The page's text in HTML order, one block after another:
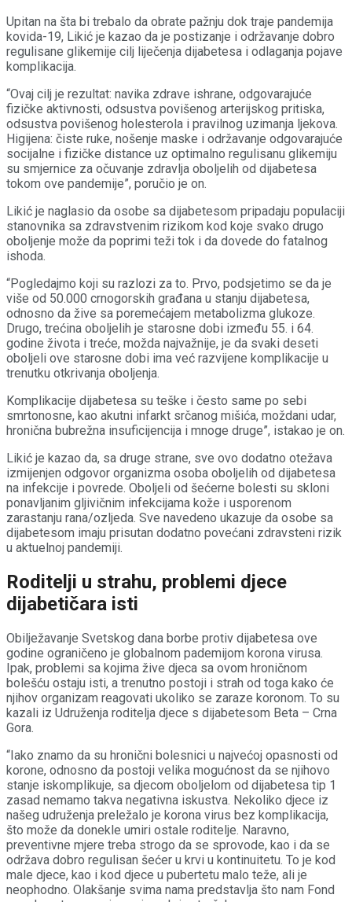
Upitan na šta bi trebalo da obrate pažnju dok traje pandemija
kovida-19, Likić je kazao da je postizanje i održavanje dobro
regulisane glikemije cilj liječenja dijabetesa i odlaganja pojave
komplikacija.
“Ovaj cilj je rezultat: navika zdrave ishrane, odgovarajuće
fizičke aktivnosti, odsustva povišenog arterijskog pritiska,
odsustva povišenog holesterola i pravilnog uzimanja ljekova.
Higijena: čiste ruke, nošenje maske i održavanje odgovarajuće
socijalne i fizičke distance uz optimalno regulisanu glikemiju
su smjernice za očuvanje zdravlja oboljelih od dijabetesa
tokom ove pandemije”, poručio je on.
Likić je naglasio da osobe sa dijabetesom pripadaju populaciji
stanovnika sa zdravstvenim rizikom kod koje svako drugo
oboljenje može da poprimi teži tok i da dovede do fatalnog
ishoda.
“Pogledajmo koji su razlozi za to. Prvo, podsjetimo se da je
više od 50.000 crnogorskih građana u stanju dijabetesa,
odnosno da žive sa poremećajem metabolizma glukoze.
Drugo, trećina oboljelih je starosne dobi između 55. i 64.
godine života i treće, možda najvažnije, je da svaki deseti
oboljeli ove starosne dobi ima već razvijene komplikacije u
trenutku otkrivanja oboljenja.
Komplikacije dijabetesa su teške i često same po sebi
smrtonosne, kao akutni infarkt srčanog mišića, moždani udar,
hronična bubrežna insuficijencija i mnoge druge”, istakao je on.
Likić je kazao da, sa druge strane, sve ovo dodatno otežava
izmijenjen odgovor organizma osoba oboljelih od dijabetesa
na infekcije i povrede. Oboljeli od šećerne bolesti su skloni
ponavljanim gljivičnim infekcijama kože i usporenom
zarastanju rana/ozljeda. Sve navedeno ukazuje da osobe sa
dijabetesom imaju prisutan dodatno povećani zdravsteni rizik
u aktuelnoj pandemiji.
Roditelji u strahu, problemi djece
dijabetičara isti
Obilježavanje Svetskog dana borbe protiv dijabetesa ove
godine ograničeno je globalnom pademijom korona virusa.
Ipak, problemi sa kojima žive djeca sa ovom hroničnom
bolešću ostaju isti, a trenutno postoji i strah od toga kako će
njihov organizam reagovati ukoliko se zaraze koronom. To su
kazali iz Udruženja roditelja djece s dijabetesom Beta – Crna
Gora.
“Iako znamo da su hronični bolesnici u najvećoj opasnosti od
korone, odnosno da postoji velika mogućnost da se njihovo
stanje iskomplikuje, sa djecom oboljelom od dijabetesa tip 1
zasad nemamo takva negativna iskustva. Nekoliko djece iz
našeg udruženja preležalo je korona virus bez komplikacija,
što može da donekle umiri ostale roditelje. Naravno,
preventivne mjere treba strogo da se sprovode, kao i da se
održava dobro regulisan šećer u krvi u kontinuitetu. To je kod
male djece, kao i kod djece u pubertetu malo teže, ali je
neophodno. Olakšanje svima nama predstavlja što nam Fond